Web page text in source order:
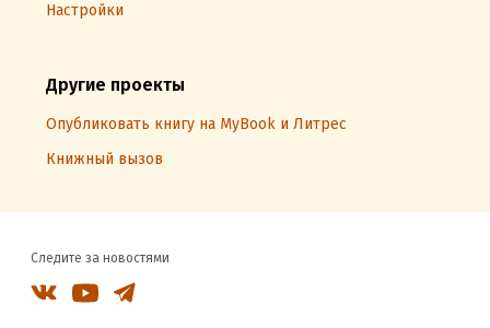
Настройки
Другие проекты
Опубликовать книгу на MyBook и Литрес
Книжный вызов
Следите за новостями